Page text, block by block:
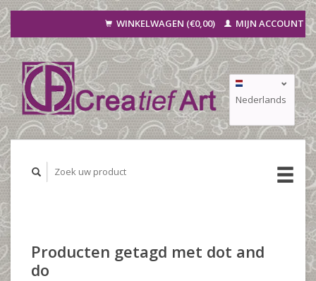
WINKELWAGEN (€0,00) MIJN ACCOUNT
Nederlands
Deutsch
Producten getagd met dot and
do